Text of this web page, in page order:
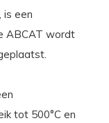
is een
ABCAT wordt
tot 500°C en